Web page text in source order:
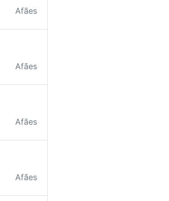
Afães
Afães
Afães
Afães